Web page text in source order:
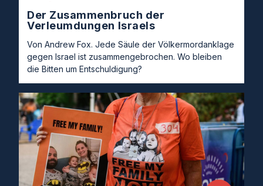
Der Zusammenbruch der
Verleumdungen Israels
Von Andrew Fox. Jede Säule der Völkermordanklage
gegen Israel ist zusammengebrochen. Wo bleiben
die Bitten um Entschuldigung?